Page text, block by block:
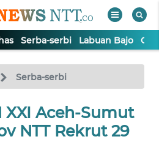
Serba-serbi Labuan Bajo
Serba-serbi
XXI Aceh-Sumut
NTT Rekrut 29